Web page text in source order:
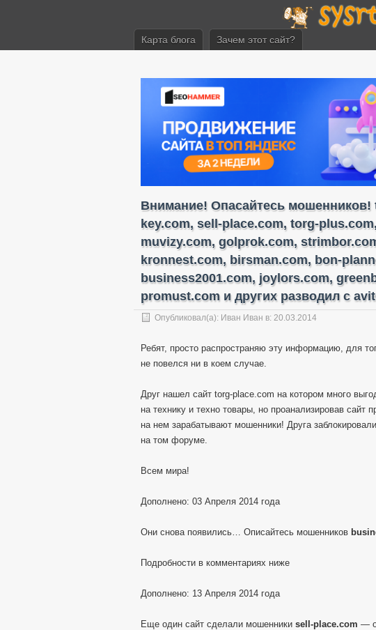
Карта блога Зачем этот сайт?
Внимание! Опасайтесь мошенников!
key.com, sell-place.com, torg-
muvizy.com, golprok.com,
kronnest.com, birsman.com, bon-
business2001.com, joylors.com,
promust.com и других разводил с
Опубликовал(а): Иван Иван в: 20.03.2014
Ребят, просто распространяю эту информацию, для
не повелся ни в коем случае.
Друг нашел сайт torg-place.com на котором много
на технику и техно товары, но проанализировав
на нем зарабатывают мошенники! Друга
на том форуме.
Всем мира!
Дополнено: 03 Апреля 2014 года
Они снова появились… Описайтесь мошенников
Подробности в комментариях ниже
Дополнено: 13 Апреля 2014 года
Еще один сайт сделали мошенники sell-place.com —